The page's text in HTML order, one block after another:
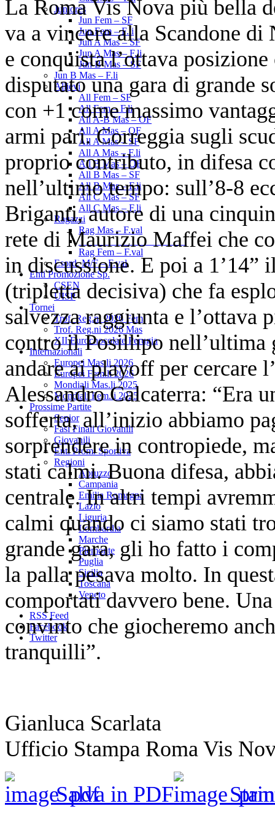
Juniores
Jun Fem – SF
Jun Fem – F.li
Jun A Mas – SF
Jun A Mas – F.li
Jun B Mas – SF
Jun B Mas – F.li
Allievi
All Fem – SF
All Fem – F.li
All A-B Mas – OF
All A Mas – QF
All A Mas – SF
All A Mas – F.li
All B Mas – QF
All B Mas – SF
All B Mas – F.li
All C Mas – SF
All C Mas – F.li
Ragazzi
Rag Mas – F.val
______________________
Rag Fem – F.val
Esord. M/F – F.val
Enti Promozione Sp.
CSEN
UISP
Tornei
Trof. Reg.ni 2026 Fem
Trof. Reg.ni 2026 Mas
XII Eurochocolate Perugia
Internazionali
Europei Mas.li 2026
Europei Fem.li 2026
Mondiali Mas.li 2025
Mondiali Fem.li 2025
Prossime Partite
Senior
Fasi Finali Giovanili
Giovanili
Enti Prom. Sportiva
Regioni
Abruzzo
Campania
Emilia Romagna
Lazio
Liguria
Lombardia
Marche
Piemonte
Puglia
Sicilia
Toscana
Veneto
RSS Feed
Facebook
Twitter
La Roma Vis Nova più bella
va a vincere alla Scandone
e conquista l’ottava
disputato una gara di grande
con +1 come massimo
armi pari. Correggia sugli
proprio contributo, in difesa
nell’ultimo tempo: sull’8-8
Briganti, autore di una
rete di Maurizio Maffei che
in discussione. E poi a
(tripletta decisiva) che fa
salvezza raggiunta e l’ottava
contro il Posillipo nell’ultima
andare ai playoff per cercare
Alessandro Calcaterra: “Era
sofferta, all’inizio abbiamo
sorprendere in contropiede,
stati calmi. Buona difesa,
centrale. In altri tempi
calmi quando ci siamo stati
grande gara, gli ho fatto i
la palla pesava molto. In
comportati davvero bene.
convinto che giocheremo
tranquilli”.
Gianluca Scarlata
Ufficio Stampa Roma Vis
Salva in PDF